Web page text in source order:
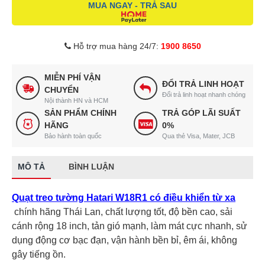
MUA NGAY - TRẢ SAU
Hỗ trợ mua hàng 24/7: 1900 8650
MIỄN PHÍ VẬN
CHUYỂN
Nội thành HN và HCM
ĐỔI TRẢ LINH HOẠT
Đổi trả linh hoạt nhanh chóng
SẢN PHẨM CHÍNH
HÃNG
Bảo hành toàn quốc
TRẢ GÓP LÃI SUẤT
0%
Qua thẻ Visa, Mater, JCB
MÔ TẢ BÌNH LUẬN
Quạt treo tường Hatari W18R1 có điều khiển từ xa
chính hãng Thái Lan, chất lượng tốt, độ bền cao, sải
cánh rộng 18 inch, tản gió mạnh, làm mát cực nhanh, sử
dụng động cơ bạc đạn, vận hành bền bỉ, êm ái, không
gây tiếng ồn.